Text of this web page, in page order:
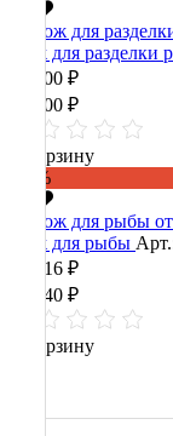
Нож для разделки
38 400 ₽
96 000 ₽
В корзину
-60%
Нож для рыбы
18 216 ₽
45 540 ₽
В корзину